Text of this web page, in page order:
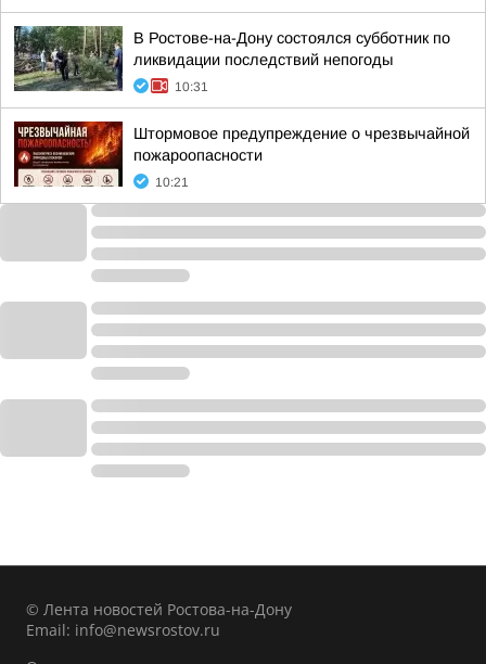
В Ростове-на-Дону состоялся субботник по
ликвидации последствий непогоды
10:31
Штормовое предупреждение о чрезвычайной
пожароопасности
10:21
© Лента новостей Ростова-на-Дону
Email: info@newsrostov.ru